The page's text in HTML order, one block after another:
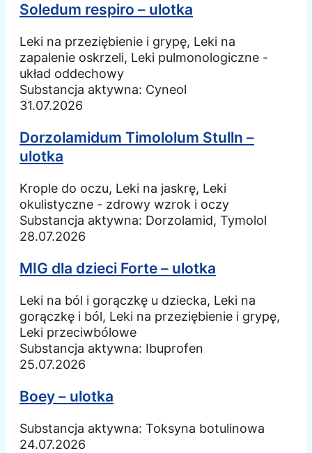
Soledum respiro – ulotka
Leki na przeziębienie i grypę, Leki na
zapalenie oskrzeli, Leki pulmonologiczne -
układ oddechowy
Substancja aktywna: Cyneol
31.07.2026
Dorzolamidum Timololum Stulln –
ulotka
Krople do oczu, Leki na jaskrę, Leki
okulistyczne - zdrowy wzrok i oczy
Substancja aktywna: Dorzolamid, Tymolol
28.07.2026
MIG dla dzieci Forte – ulotka
Leki na ból i gorączkę u dziecka, Leki na
gorączkę i ból, Leki na przeziębienie i grypę,
Leki przeciwbólowe
Substancja aktywna: Ibuprofen
25.07.2026
Boey – ulotka
Substancja aktywna: Toksyna botulinowa
24.07.2026